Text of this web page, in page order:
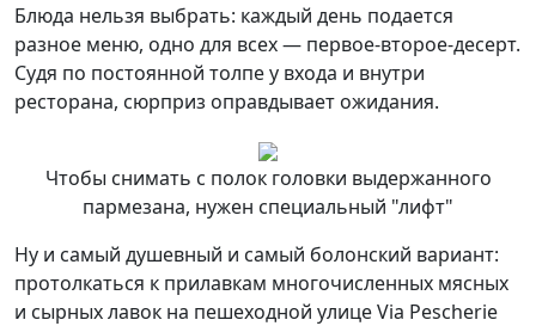
Блюда нельзя выбрать: каждый день подается
разное меню, одно для всех — первое-второе-десерт.
Судя по постоянной толпе у входа и внутри
ресторана, сюрприз оправдывает ожидания.
Чтобы снимать с полок головки выдержанного
пармезана, нужен специальный "лифт"
Ну и самый душевный и самый болонский вариант:
протолкаться к прилавкам многочисленных мясных
и сырных лавок на пешеходной улице Via Pescherie